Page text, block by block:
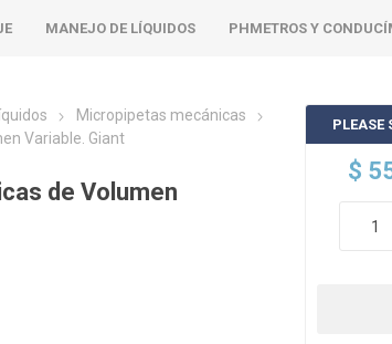
MANEJO DE LÍQUIDOS PHMETROS Y
Micropipetas mecánicas
Variable. Giant
de Volumen
PLEASE
$